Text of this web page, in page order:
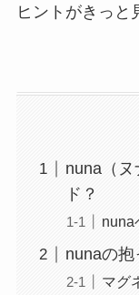
ヒントがきっと
nuna（
ド？
nuna
nunaの抱
マグ